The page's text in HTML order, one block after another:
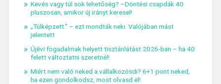
Kevés vagy túl sok lehetőség? –Döntési csapdák 40
pluszosan, amikor új irányt keresel!
„Túlképzett.” – ezt mondták neki. Valójában mást
jelentett
Újévi fogadalmak helyett tisztánlátást 2026-ban – ha 40
felett változtatni szeretnél!
Miért nem való neked a vállalkozósdi? 6+1 pont neked,
ha ezen gondolkodsz, most olvasd el!